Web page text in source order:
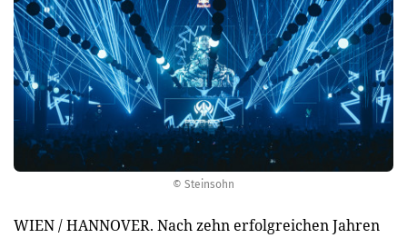
© Steinsohn
WIEN / HANNOVER. Nach zehn erfolgreichen Jahren